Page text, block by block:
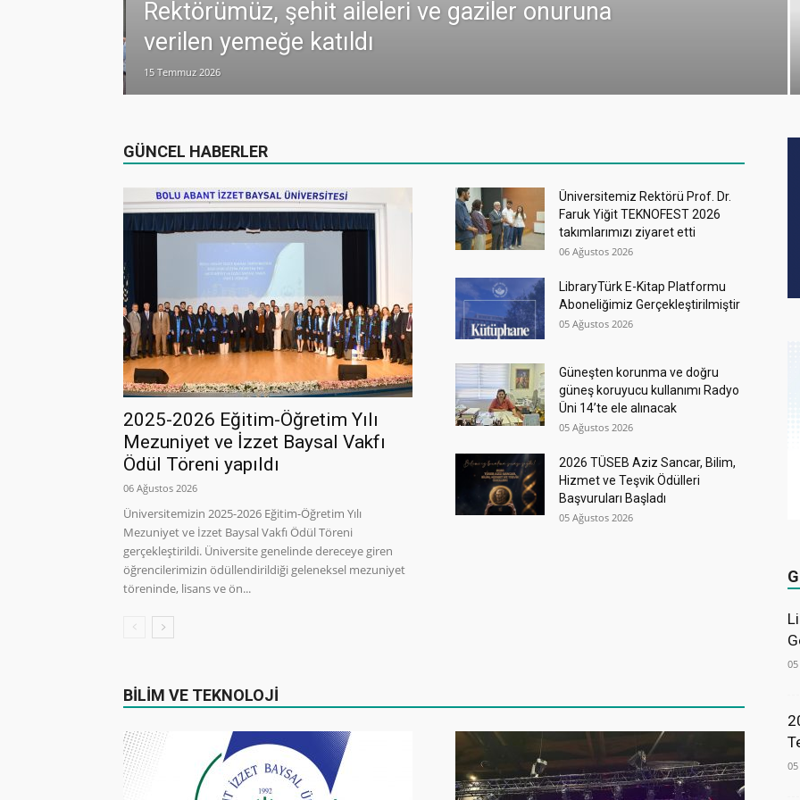
Rektörümüz, şehit aileleri ve gaziler onuruna
verilen yemeğe katıldı
15 Temmuz 2026
GÜNCEL HABERLER
2025-2026 Eğitim-Öğretim Yılı
Mezuniyet ve İzzet Baysal Vakfı
Ödül Töreni yapıldı
06 Ağustos 2026
Üniversitemizin 2025-2026 Eğitim-Öğretim Yılı
Mezuniyet ve İzzet Baysal Vakfı Ödül Töreni
gerçekleştirildi. Üniversite genelinde dereceye giren
öğrencilerimizin ödüllendirildiği geleneksel mezuniyet
töreninde, lisans ve ön...
Üniversitemiz Rektörü Prof. Dr.
Faruk Yiğit TEKNOFEST 2026
takımlarımızı ziyaret etti
06 Ağustos 2026
LibraryTürk E-Kitap Platformu
Aboneliğimiz Gerçekleştirilmiştir
05 Ağustos 2026
Güneşten korunma ve doğru
güneş koruyucu kullanımı Radyo
Üni 14’te ele alınacak
05 Ağustos 2026
2026 TÜSEB Aziz Sancar, Bilim,
Hizmet ve Teşvik Ödülleri
Başvuruları Başladı
05 Ağustos 2026
BİLİM VE TEKNOLOJİ